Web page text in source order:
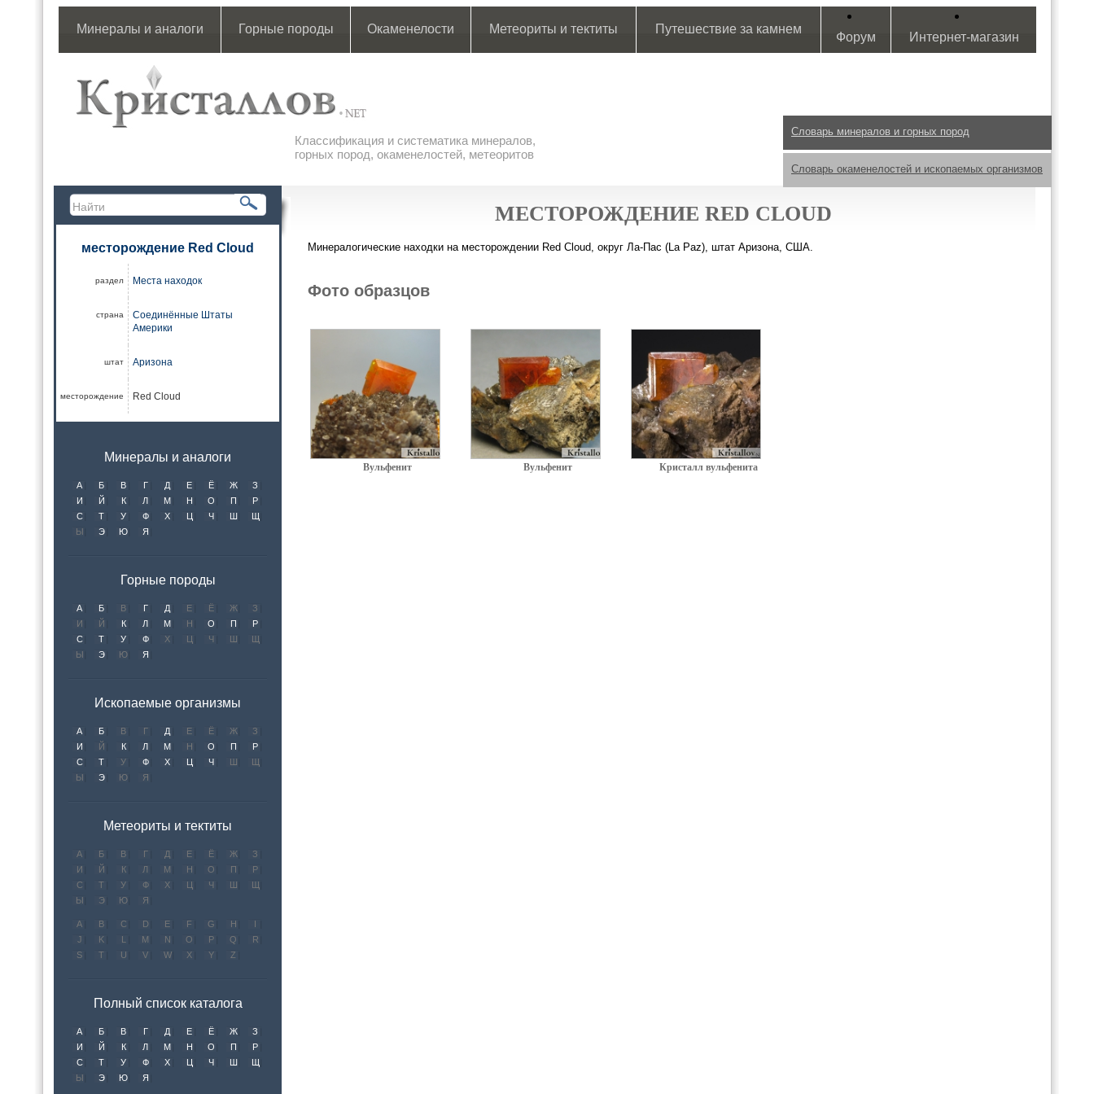
Минералы и аналоги Горные породы Окаменелости Метеориты и тектиты Путешествие за камнем
Форум Интернет-магазин
Классификация и систематика минералов,
горных пород, окаменелостей, метеоритов
Словарь минералов и горных пород
Словарь окаменелостей и ископаемых организмов
месторождение Red Cloud
раздел Места находок
страна
Соединённые Штаты
Америки
штат Аризона
месторождение Red Cloud
Минералы и аналоги
А Б В Г Д Е Ё Ж
З
И
Й К Л М Н О П
Р
С
Т У Ф Х Ц Ч Ш
Щ
Ы
Э Ю Я
Горные породы
А Б В Г Д Е Ё Ж
З
И
Й К Л М Н О П
Р
С
Т У Ф Х Ц Ч Ш
Щ
Ы
Э Ю Я
Ископаемые организмы
А Б В Г Д Е Ё Ж
З
И
Й К Л М Н О П
Р
С
Т У Ф Х Ц Ч Ш
Щ
Ы
Э Ю Я
Метеориты и тектиты
А Б В Г Д Е Ё Ж
З
И
Й К Л М Н О П
Р
С
Т У Ф Х Ц Ч Ш
Щ
Ы
Э Ю Я
A B C D E F G H
I
J
K L M N O P Q
R
S
T U V W X Y Z
Полный список каталога
А Б В Г Д Е Ё Ж
З
И
Й К Л М Н О П
Р
С
Т У Ф Х Ц Ч Ш
Щ
Ы
Э Ю Я
МЕСТОРОЖДЕНИЕ RED CLOUD
Минералогические находки на месторождении Red Cloud, округ Ла-Пас (La Paz), штат Аризона, США.
Фото образцов
Вульфенит Вульфенит Кристалл вульфенита